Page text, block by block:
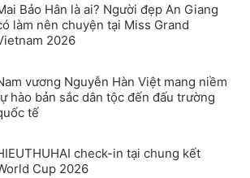
Bảo Hân là ai? Người đẹp An Giang
làm nên chuyện tại Miss Grand
2026
vương Nguyễn Hàn Việt mang niềm
hào bản sắc dân tộc đến đấu trường
tế
check-in tại chung kết
Cup 2026